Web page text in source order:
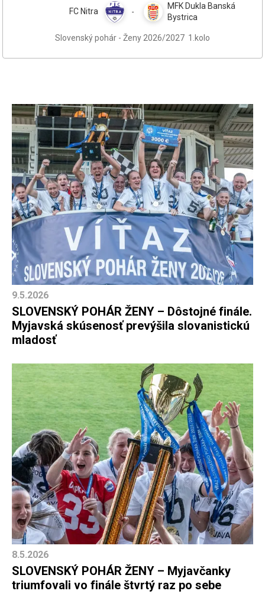
FC Nitra -
MFK Dukla Banská
Bystrica
Slovenský pohár - Ženy 2026/2027 1.kolo
9.5.2026
SLOVENSKÝ POHÁR ŽENY – Dôstojné finále.
Myjavská skúsenosť prevýšila slovanistickú
mladosť
8.5.2026
SLOVENSKÝ POHÁR ŽENY – Myjavčanky
triumfovali vo finále štvrtý raz po sebe